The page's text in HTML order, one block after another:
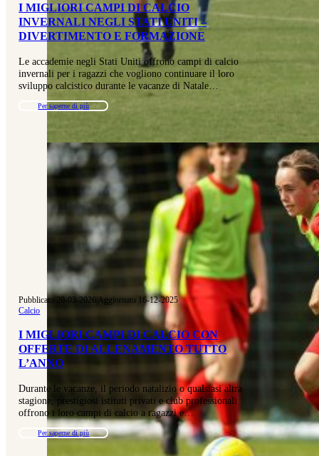
I MIGLIORI CAMPI DI CALCIO
INVERNALI NEGLI STATI UNITI –
DIVERTIMENTO E FORMAZIONE
Le accademie negli Stati Uniti offrono campi di calcio
invernali per i ragazzi che vogliono continuare il loro
sviluppo calcistico durante le vacanze di Natale…
Per saperne di più
Pubblicato 20-03-2026|Aggiornato 16-12-2025
Calcio
I MIGLIORI CAMPI DI CALCIO CON
OFFERTE DI ALLENAMENTO TUTTO
L’ANNO
Durante le vacanze, il periodo natalizio o qualsiasi altra
stagione, prestigiosi istituti privati e club professionali
offrono i loro campi di calcio a ragazzi e…
Per saperne di più